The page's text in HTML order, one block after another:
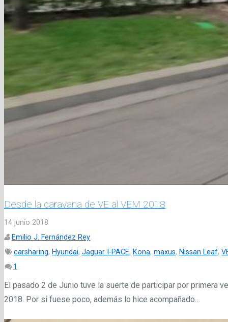
Desde la caravana de VE al VEM 2018
14 junio 2018
Emilio J. Fernández Rey
carsharing, Hyundai, Jaguar I-PACE, Kona, maxus, Nissan Leaf,
1
El pasado 2 de Junio tuve la suerte de participar por primera
2018. Por si fuese poco, además lo hice acompañado…